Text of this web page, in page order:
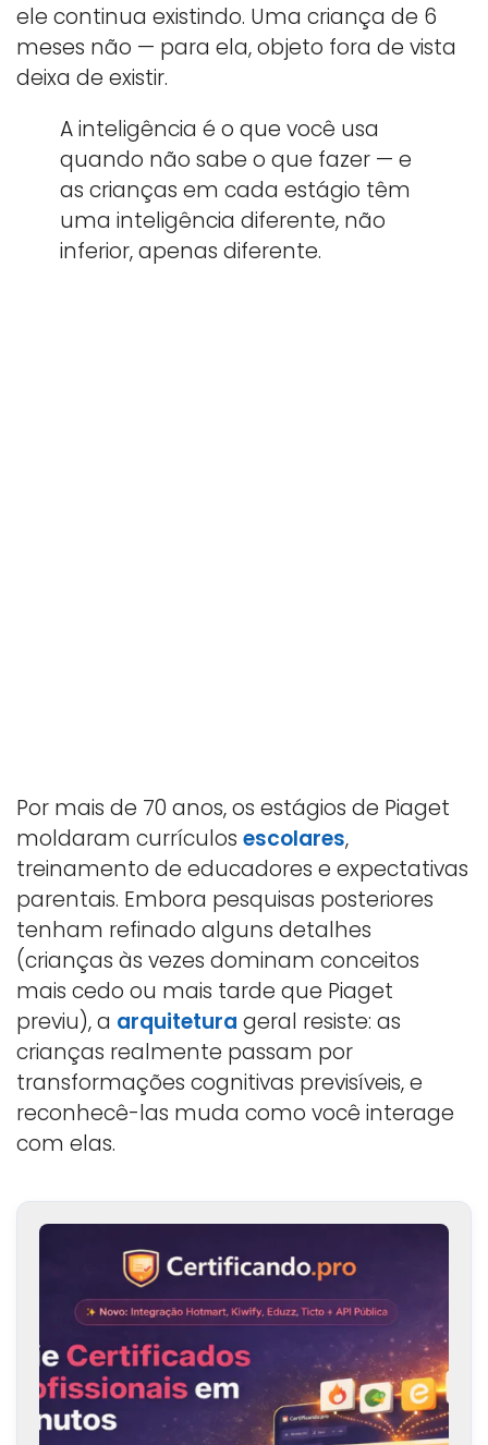
ele continua existindo. Uma criança de 6
meses não — para ela, objeto fora de vista
deixa de existir.
A inteligência é o que você usa
quando não sabe o que fazer — e
as crianças em cada estágio têm
uma inteligência diferente, não
inferior, apenas diferente.
Por mais de 70 anos, os estágios de Piaget
moldaram currículos escolares,
treinamento de educadores e expectativas
parentais. Embora pesquisas posteriores
tenham refinado alguns detalhes
(crianças às vezes dominam conceitos
mais cedo ou mais tarde que Piaget
previu), a arquitetura geral resiste: as
crianças realmente passam por
transformações cognitivas previsíveis, e
reconhecê-las muda como você interage
com elas.